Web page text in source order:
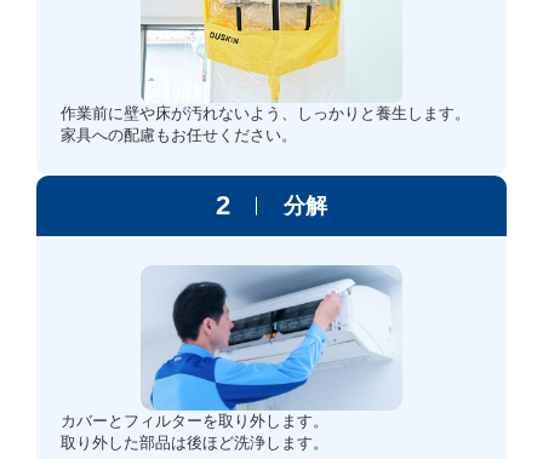
作業前に壁や床が汚れないよう、しっかりと養生します。
家具への配慮もお任せください。
2 分解
カバーとフィルターを取り外します。
取り外した部品は後ほど洗浄します。